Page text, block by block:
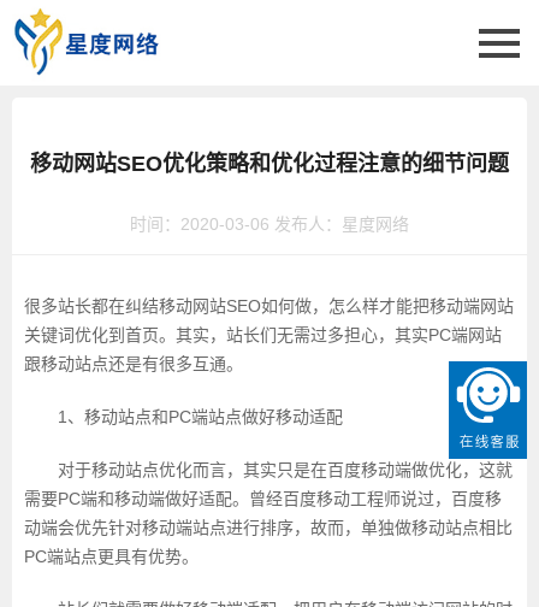
移动网站SEO优化策略和优化过程注意的细节问题
时间：2020-03-06 发布人：星度网络
很多站长都在纠结移动网站SEO如何做，怎么样才能把移动端网站
关键词优化到首页。其实，站长们无需过多担心，其实PC端网站
跟移动站点还是有很多互通。
1、移动站点和PC端站点做好移动适配
对于移动站点优化而言，其实只是在百度移动端做优化，这就
需要PC端和移动端做好适配。曾经百度移动工程师说过，百度移
动端会优先针对移动端站点进行排序，故而，单独做移动站点相比
PC端站点更具有优势。